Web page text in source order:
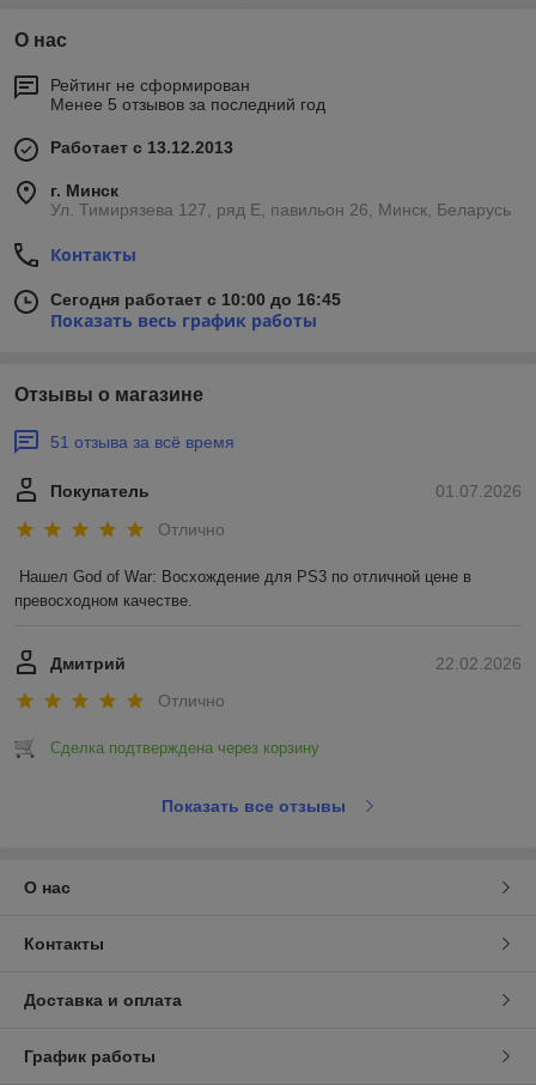
О нас
Рейтинг не сформирован
Менее 5 отзывов за последний год
Работает с 13.12.2013
г. Минск
Ул. Тимирязева 127, ряд Е, павильон 26, Минск, Беларусь
Контакты
Сегодня работает с 10:00 до 16:45
Показать весь график работы
Отзывы о магазине
51 отзыва за всё время
01.07.2026
Покупатель
Отлично
Нашел God of War: Восхождение для PS3 по отличной цене в
превосходном качестве.
22.02.2026
Дмитрий
Отлично
Сделка подтверждена через корзину
Показать все отзывы
О нас
Контакты
Доставка и оплата
График работы